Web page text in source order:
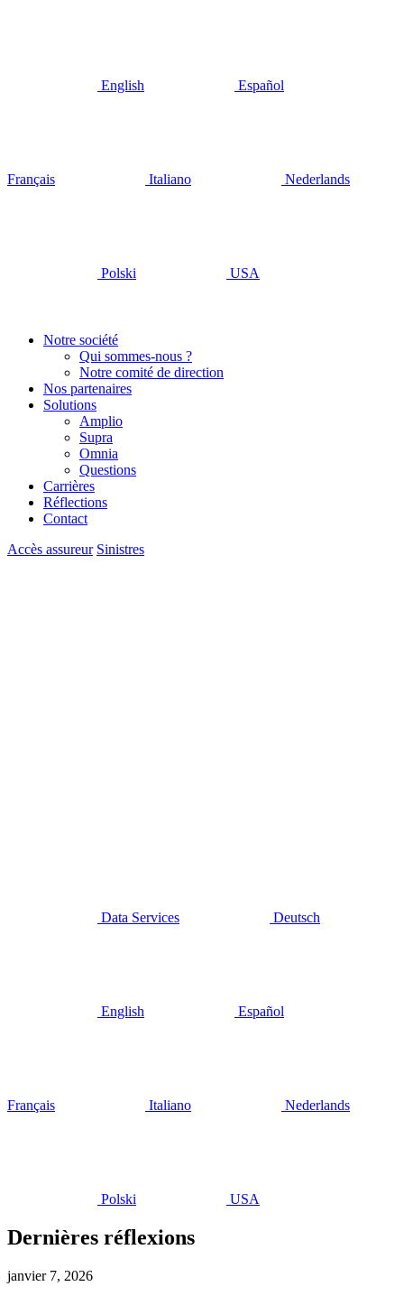
English Español
Français Italiano Nederlands
Polski USA
Notre société
Qui sommes-nous ?
Notre comité de direction
Nos partenaires
Solutions
Amplio
Supra
Omnia
Questions
Carrières
Réflections
Contact
Accès assureur Sinistres
Data Services Deutsch
English Español
Français Italiano Nederlands
Polski USA
Dernières réflexions
janvier 7, 2026